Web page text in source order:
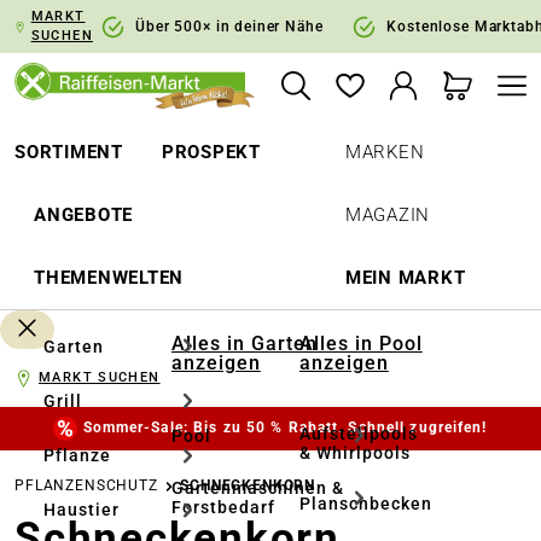
Zur Hauptnavigation springen
MARKT
SUCHEN
Über 500× in deiner Nähe Kostenlose
SORTIMENT PROSPEKT
ANGEBOTE
THEMENWELTEN
MARKEN
MAGAZIN
MEIN MARKT
Garten
Grill
Pflanze
Haustier
Alles in Garten
anzeigen
Pool
Gartenmaschinen &
Forstbedarf
Alles in Pool
anzeigen
Aufstellpools
& Whirlpools
Planschbecken
MARKT SUCHEN
Sommer-Sale: Bis zu 50 % Rabatt. Schnell zugreifen!
PFLANZENSCHUTZ SCHNECKENKORN